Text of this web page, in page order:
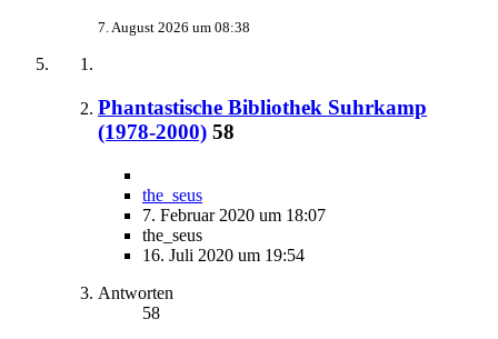
7. August 2026 um 08:38
Phantastische Bibliothek Suhrkamp
(1978-2000) 58
the_seus
7. Februar 2020 um 18:07
the_seus
16. Juli 2020 um 19:54
Antworten
58